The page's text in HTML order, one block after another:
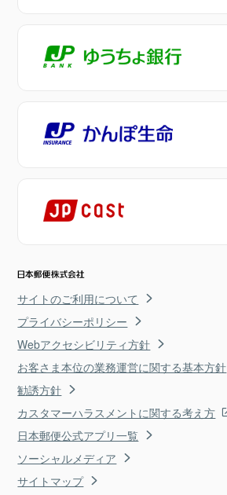
サイトのご利用について
プライバシーポリシー
Webアクセシビリティ方針
お客さま本位の業務運営に関する基本方針
勧誘方針
カスタマーハラスメントに関する考え方
日本郵便公式アプリ一覧
ソーシャルメディア
サイトマップ